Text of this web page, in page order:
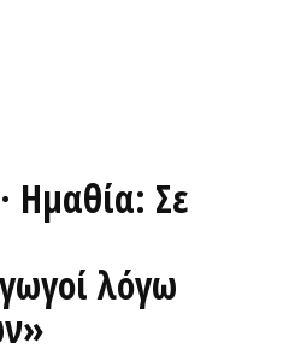
Ημαθία: Σε
λόγω